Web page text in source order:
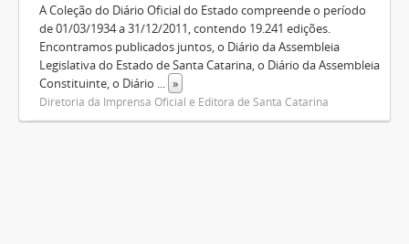
A Coleção do Diário Oficial do Estado compreende o período
de 01/03/1934 a 31/12/2011, contendo 19.241 edições.
Encontramos publicados juntos, o Diário da Assembleia
Legislativa do Estado de Santa Catarina, o Diário da Assembleia
Constituinte, o Diário ... »
Diretoria da Imprensa Oficial e Editora de Santa Catarina